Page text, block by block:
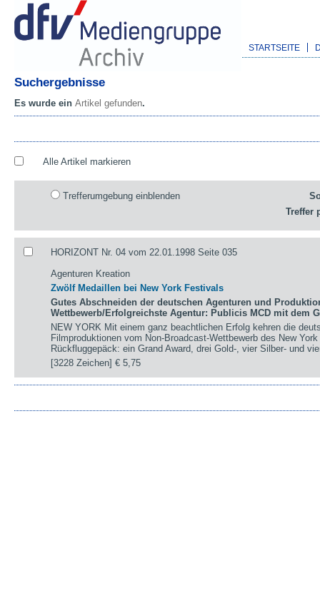
STARTSEITE
Suchergebnisse
Es wurde ein Artikel gefunden.
Alle Artikel markieren
Trefferumgebung einblenden
Treffer
HORIZONT Nr. 04 vom 22.01.1998 Seite 035
Agenturen Kreation
Zwölf Medaillen bei New York Festivals
Gutes Abschneiden der deutschen Agenturen und
Wettbewerb/Erfolgreichste Agentur: Publicis MCD mit dem
NEW YORK Mit einem ganz beachtlichen Erfolg kehren die
Filmproduktionen vom Non-Broadcast-Wettbewerb des New
Rückfluggepäck: ein Grand Award, drei Gold-, vier Silber- und
[3228 Zeichen]€ 5,75